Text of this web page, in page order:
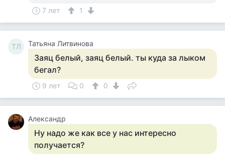
7 лет 1
ТЛ Татьяна Литвинова
Заяц белый, заяц белый. ты куда за лыком
бегал?
9 лет 0 0
Александр
Ну надо же как все у нас интересно
получается?